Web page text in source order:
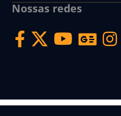
Nossas redes